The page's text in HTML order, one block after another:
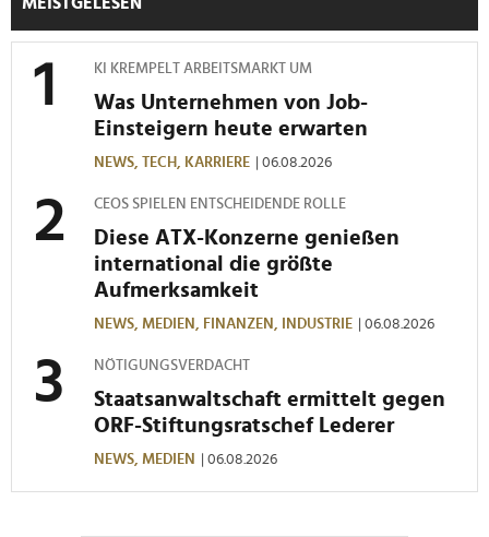
KI KREMPELT ARBEITSMARKT UM
Was Unternehmen von Job-
Einsteigern heute erwarten
NEWS, TECH, KARRIERE | 06.08.2026
CEOS SPIELEN ENTSCHEIDENDE ROLLE
Diese ATX-Konzerne genießen
international die größte
Aufmerksamkeit
NEWS, MEDIEN, FINANZEN, INDUSTRIE | 06.08.2026
NÖTIGUNGSVERDACHT
Staatsanwaltschaft ermittelt gegen
ORF-Stiftungsratschef Lederer
NEWS, MEDIEN | 06.08.2026